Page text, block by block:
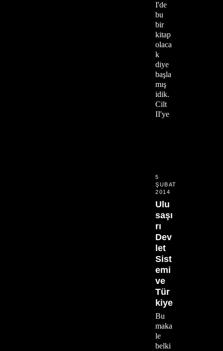
I'de
bu
bir
kitap
olaca
k
diye
başla
mış
idik.
Cilt
II'ye
5
ŞUBAT
2014
Ulu
saşı
rı
Dev
let
Sist
emi
ve
Tür
kiye
Bu
maka
le
belki